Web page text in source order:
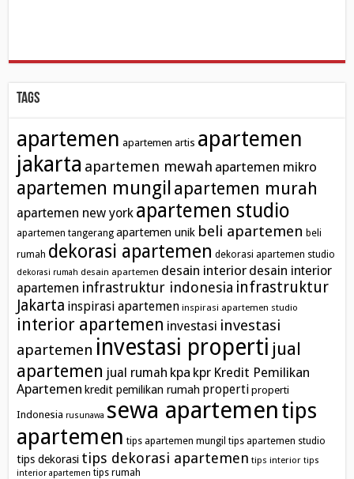
Tags
apartemen apartemen artis apartemen
jakarta apartemen mewah apartemen mikro
apartemen mungil apartemen murah
apartemen new york apartemen studio
apartemen tangerang apartemen unik beli apartemen beli
rumah dekorasi apartemen dekorasi apartemen studio
dekorasi rumah desain apartemen desain interior desain interior
apartemen infrastruktur indonesia infrastruktur
Jakarta inspirasi apartemen inspirasi apartemen studio
interior apartemen investasi investasi
apartemen investasi properti jual
apartemen jual rumah kpa kpr Kredit Pemilikan
Apartemen kredit pemilikan rumah properti properti
Indonesia rusunawa sewa apartementips
apartemen tips apartemen mungil tips apartemen studio
tips dekorasi tips dekorasi apartemen tips interior tips
interior apartemen tips rumah